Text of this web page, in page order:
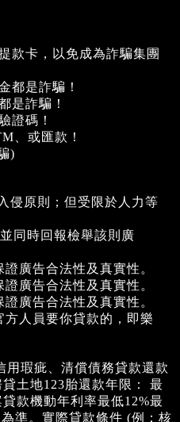
款卡，以免成為詐騙集團
都是詐騙！
是詐騙！
證碼！
、或匯款！
)
侵原則；但受限於人力等
同時回報檢舉該則廣
廣告合法性及真實性。
廣告合法性及真實性。
廣告合法性及真實性。
人員要你貸款的，即樂
用瑕疵、清償債務貸款還款
土地123胎還款年限： 最
款機動年利率最低12%最
準。實際貸款條件 (例：核